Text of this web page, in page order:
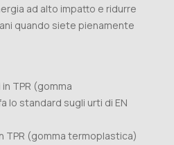
ad alto impatto e ridurre
quando siete pienamente
TPR (gomma
lo standard sugli urti di EN
TPR (gomma termoplastica)